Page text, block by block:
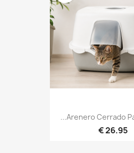
Arenero Cerrado
26.95 €